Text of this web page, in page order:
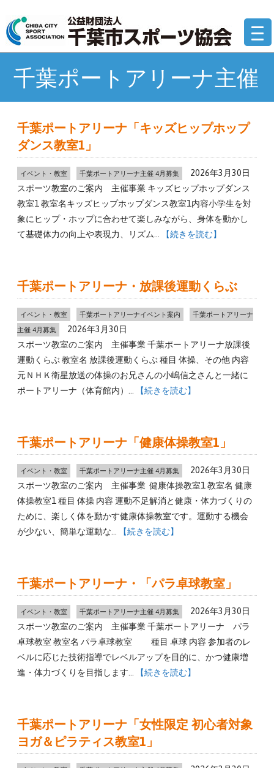
テ
ン
公
千葉ポートアリーナ主催
千葉ポートアリーナ「キッズヒップホップ
ダンス教室1」
イベント・教室 千葉ポートアリーナ主催 4月募集
2026年3月30日
スポーツ教室のご案内 主催事業 キッズヒップホップダンス
教室1 教室名キッズヒップホップダンス教室1内容小学生を対
象にヒップ・ホップに合わせて楽しみながら、身体を動かし
て基礎体力の向上や表現力、リズム…
【続きを読む】
千葉ポートアリーナ・放課後運動くらぶ
イベント・教室 千葉ポートアリーナイベント案内 千葉ポートアリーナ
主催 4月募集
2026年3月30日
スポーツ教室のご案内 主催事業 千葉ポートアリーナ放課後
運動くらぶ 教室名 放課後運動くらぶ 種目 体操、その他 内容
元ＮＨＫ衛星放送の体操のお兄さんの小嶋信之さんと一緒に
ポートアリーナ（体育館内）…
【続きを読む】
千葉ポートアリーナ「健康体操教室1」
イベント・教室 千葉ポートアリーナ主催 4月募集
2026年3月30日
スポーツ教室のご案内 主催事業 健康体操教室1 教室名 健康
体操教室1 種目 体操 内容 運動不足解消と健康・体力づくりの
ために、楽しく体を動かす健康体操教室です。運動する機会
が少ない、簡単な運動な…
【続きを読む】
千葉ポートアリーナ・「パラ卓球教室」
イベント・教室 千葉ポートアリーナ主催 4月募集
2026年3月30日
スポーツ教室のご案内 主催事業 千葉ポートアリーナ パラ
卓球教室 教室名 パラ卓球教室 種目 卓球 内容 参加者のレ
ベルに応じた技術指導でレベルアップを目的に、かつ健康増
進・体力づくりを目指します…
【続きを読む】
千葉ポートアリーナ「女性限定 初心者対象
ヨガ＆ピラティス教室1」